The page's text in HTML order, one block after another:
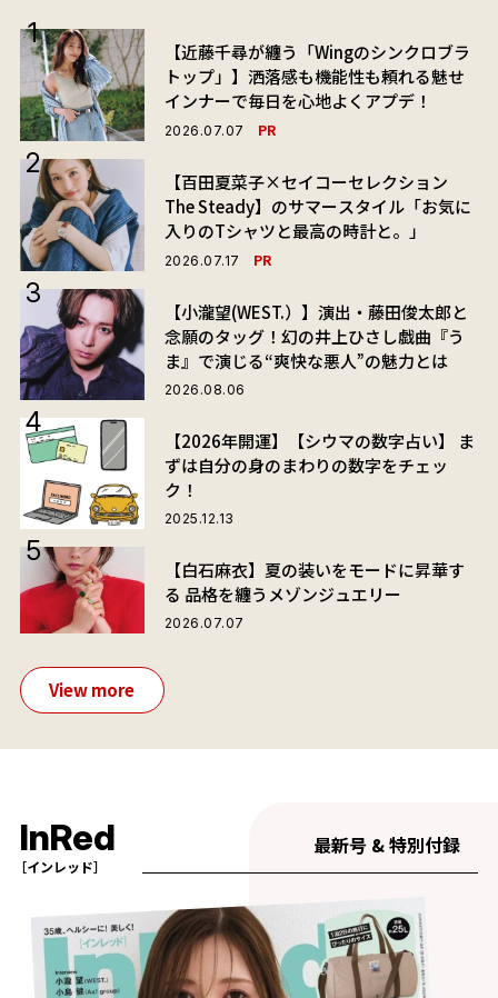
【近藤千尋が纏う「Wingのシンクロブラ
トップ」】洒落感も機能性も頼れる魅せ
インナーで毎日を心地よくアプデ！
2026.07.07 PR
【百田夏菜子×セイコーセレクション
The Steady】のサマースタイル「お気に
入りのTシャツと最高の時計と。」
2026.07.17 PR
【小瀧望(WEST.）】演出・藤田俊太郎と
念願のタッグ！幻の井上ひさし戯曲『う
ま』で演じる“爽快な悪人”の魅力とは
2026.08.06
【2026年開運】【シウマの数字占い】 ま
ずは自分の身のまわりの数字をチェッ
ク！
2025.12.13
【白石麻衣】夏の装いをモードに昇華す
る 品格を纏うメゾンジュエリー
2026.07.07
View more
InRed
［インレッド］
最新号 & 特別付録